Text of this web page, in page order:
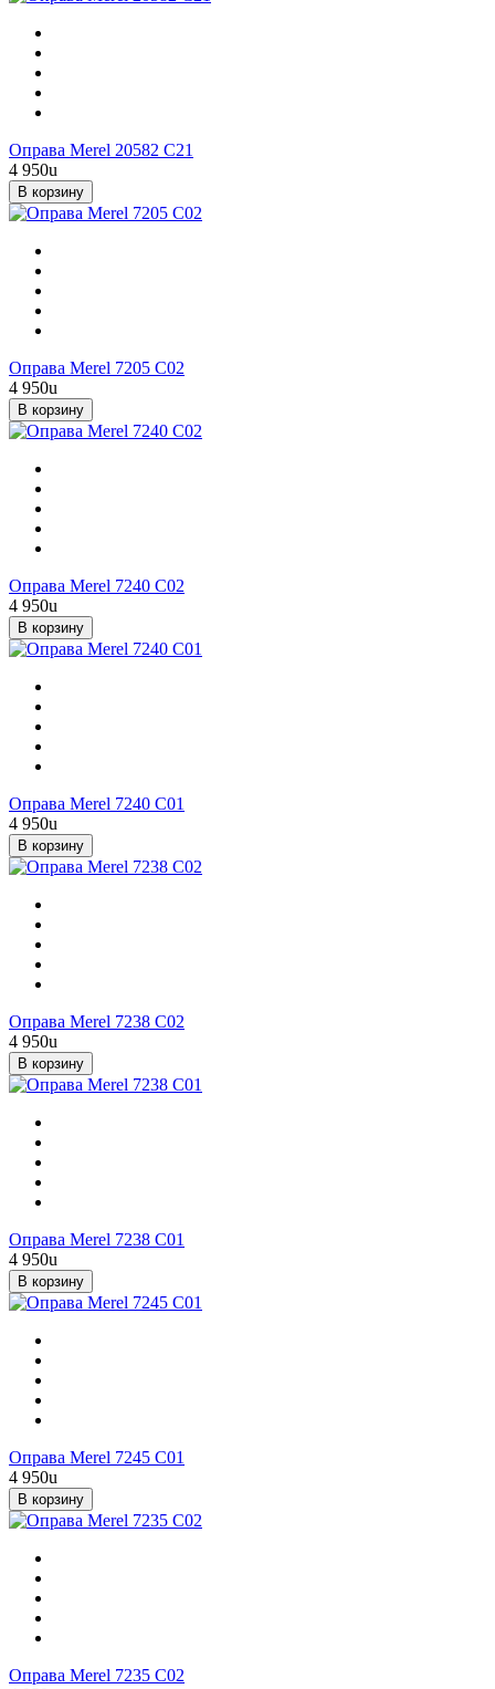
Оправа Merel 20582 C21
4 950u
В корзину
Оправа Merel 7205 С02
4 950u
В корзину
Оправа Merel 7240 C02
4 950u
В корзину
Оправа Merel 7240 C01
4 950u
В корзину
Оправа Merel 7238 C02
4 950u
В корзину
Оправа Merel 7238 C01
4 950u
В корзину
Оправа Merel 7245 С01
4 950u
В корзину
Оправа Merel 7235 С02